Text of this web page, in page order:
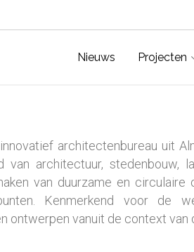
Nieuws Projecten
architectenbureau uit
architectuur, stedenbouw,
van duurzame en
Kenmerkend voor de
ontwerpen vanuit de context van